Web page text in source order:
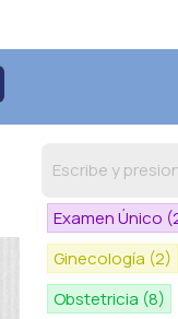
Examen Único
Ginecología (2)
Obstetricia (8)